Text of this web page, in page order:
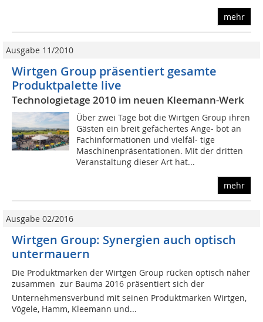
mehr
Ausgabe 11/2010
Wirtgen Group präsentiert gesamte
Produktpalette live
Technologietage 2010 im neuen Kleemann-Werk
Über zwei Tage bot die Wirtgen Group ihren
Gästen ein breit gefächertes Ange- bot an
Fachinformationen und vielfäl- tige
Maschinenpräsentationen. Mit der dritten
Veranstaltung dieser Art hat...
mehr
Ausgabe 02/2016
Wirtgen Group: Synergien auch optisch
untermauern
Die Produktmarken der Wirtgen Group rücken optisch näher
zusammen  zur Bauma 2016 präsentiert sich der
Unternehmensverbund mit seinen Produktmarken Wirtgen,
Vögele, Hamm, Kleemann und...